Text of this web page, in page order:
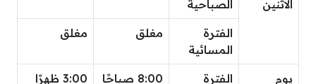
الاثنين
الصباحية
الفترة
المسائية
مغلق مغلق
يوم
الفترة
8:00 صباحًا 3:00 ظهرًا